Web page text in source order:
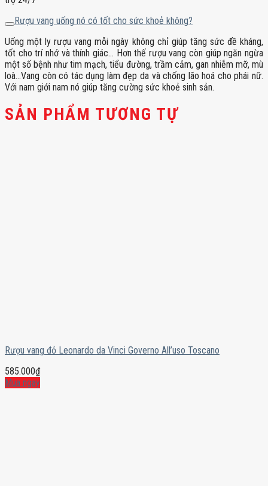
Rượu vang uống nó có tốt cho sức khoẻ không?
Uống một ly rượu vang mỗi ngày không chỉ giúp tăng sức đề kháng,
tốt cho trí nhớ và thính giác… Hơn thế rượu vang còn giúp ngăn ngừa
một số bệnh như tim mạch, tiểu đường, trầm cảm, gan nhiễm mỡ, mù
loà…Vang còn có tác dụng làm đẹp da và chống lão hoá cho phái nữ.
Với nam giới nam nó giúp tăng cường sức khoẻ sinh sản.
SẢN PHẨM TƯƠNG TỰ
Rượu vang đỏ Leonardo da Vinci Governo All’uso Toscano
585.000₫
Mua ngay